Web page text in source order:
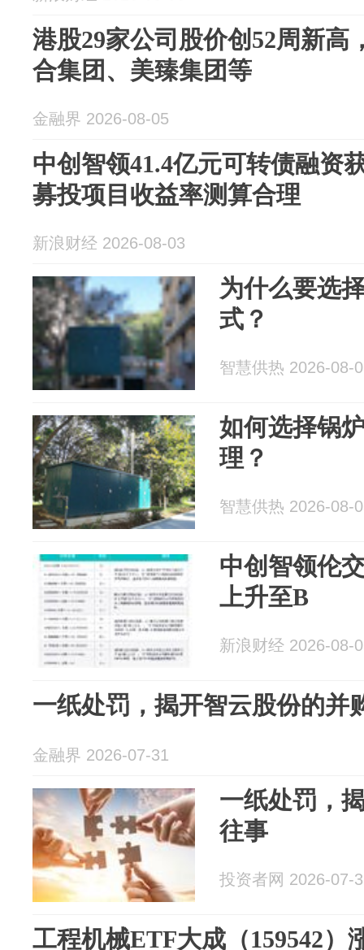
港股29家公司股价创52周新高
合集团、美臻集团等
金融界 2026-08-05
中创智领41.4亿元可转债融资
募投项目收益率测算合理
新浪财经 2026-08-03
为什么要选
式？
智慧供热 2026-08-
如何选择锅
理？
智慧供热 2026-08-
中创智领伦
上升至B
新浪财经 2026-08-
一纸处罚，揭开智云股份的并
金融界 2026-07-31
一纸处罚，
往事
投资者网 2026-07-
工程机械ETF大成（159542）